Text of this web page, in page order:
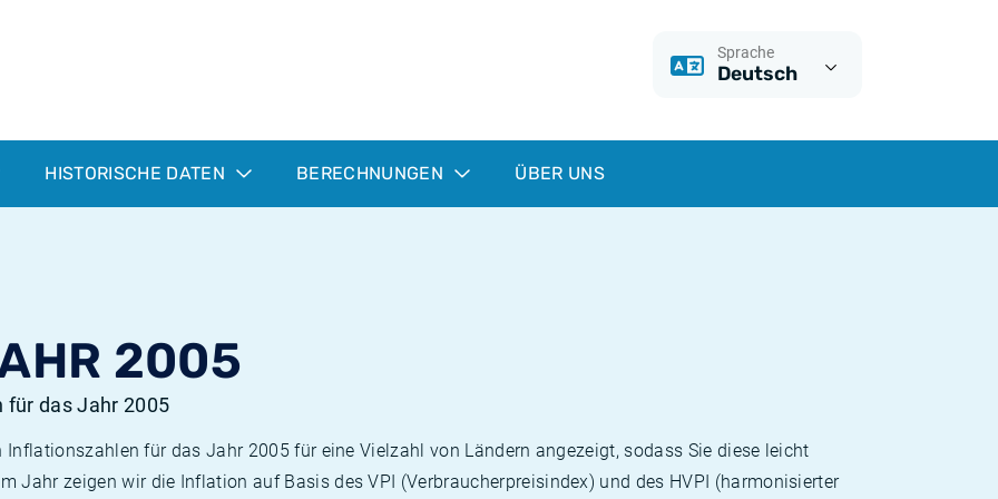
Sprache
Deutsch
HISTORISCHE DATEN BERECHNUNGEN ÜBER UNS
2005
das Jahr 2005
für das Jahr 2005 für eine Vielzahl von Ländern angezeigt, sodass Sie diese leicht
Jahr zeigen wir die Inflation auf Basis des VPI (Verbraucherpreisindex) und des HVPI (harmonisierter